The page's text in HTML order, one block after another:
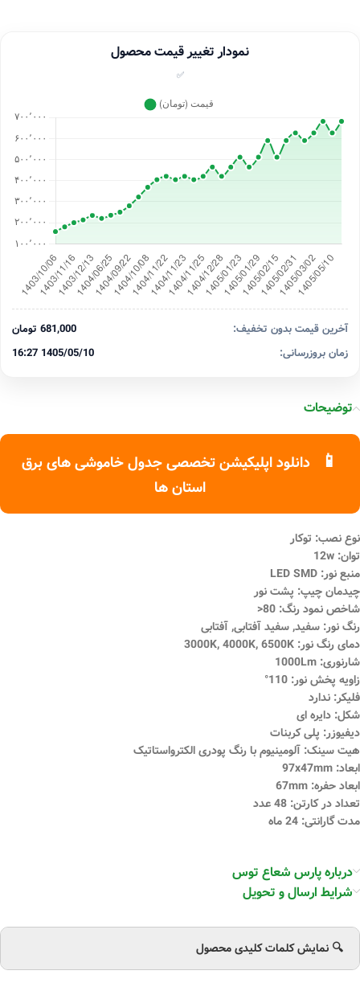
نمودار تغییر قیمت محصول
✅
آخرین قیمت بدون تخفیف:
681,000 تومان
زمان بروزرسانی:
1405/05/10 16:27
توضیحات
📱
دانلود اپلیکیشن تخصصی جدول خاموشی های برق
استان ها
نوع نصب: توکار
توان: 12w
منبع نور: LED SMD
چیدمان چیپ: پشت نور
شاخص نمود رنگ: 80<
رنگ نور: سفید, سفید آفتابی, آفتابی
دمای رنگ نور: 3000K, 4000K, 6500K
شارنوری: 1000Lm
زاویه پخش نور: 110°
فلیکر: ندارد
شکل: دایره ای
دیفیوزر: پلی کربنات
هیت سینک: آلومینیوم با رنگ پودری الکترواستاتیک
ابعاد: 97x47mm
ابعاد حفره: 67mm
تعداد در کارتن: 48 عدد
مدت گارانتی: 24 ماه
درباره پارس شعاع توس
شرایط ارسال و تحویل
🔍 نمایش کلمات کلیدی محصول